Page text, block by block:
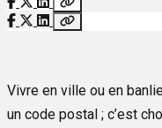
Vivre en ville ou en
un code postal ; c’est